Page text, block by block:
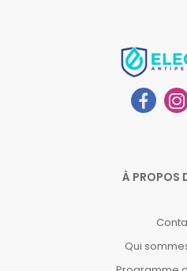
À PROPOS
Qui